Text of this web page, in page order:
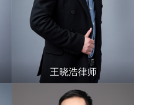
王晓浩律师